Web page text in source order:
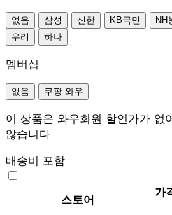
없음 삼성 신한 KB국민 NH
우리
하나
멤버십
없음 쿠팡 와우
이 상품은 와우회원 할인가가 없
않습니다
배송비 포함
스토어
가